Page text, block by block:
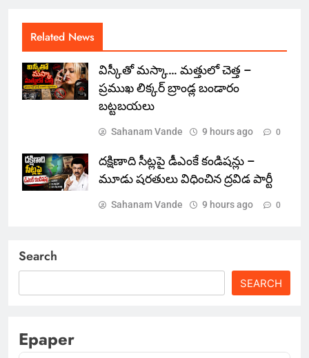
Related News
విస్కీతో మస్కా… మత్తులో చెత్త –
ప్రముఖ లిక్కర్ బ్రాండ్ల బండారం
బట్టబయలు
Sahanam Vande 9 hours ago 0
దక్షిణాది సీట్లపై డీఎంకే కండిషన్లు –
మూడు షరతులు విధించిన ద్రవిడ పార్టీ
Sahanam Vande 9 hours ago 0
Search
SEARCH
Epaper